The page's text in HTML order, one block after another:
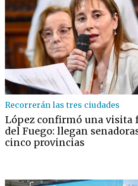
Recorrerán las tres ciudades
López confirmó una visita
del Fuego: llegan
cinco provincias